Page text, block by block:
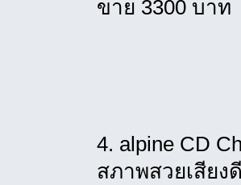
ขาย 3300 บาท
4. alpine CD
สภาพสวยเสียง